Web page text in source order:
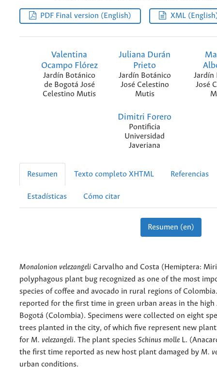
PDF Final version (English) XML
Valentina
Ocampo Flórez
Jardín Botánico
de Bogotá José
Celestino Mutis
Juliana Durán
Prieto
Jardín Botánico
José Celestino
Mutis
Jardín
José
Dimitri Forero
Pontificia
Universidad
Javeriana
Resumen Texto completo XHTML Referencias
Estadísticas Cómo citar
Resumen (en)
Monalonion velezangeli Carvalho and Costa (Hemiptera:
polyphagous plant bug recognized as one of the most
species of coffee and avocado in rural regions of
reported for the first time in green urban areas in the high
Bogotá (Colombia). Specimens were collected on eight
trees planted in the city, of which five represent new
for M. velezangeli. The plant species Schinus molle L.
the first time reported as new host plant damaged by M.
urban conditions.